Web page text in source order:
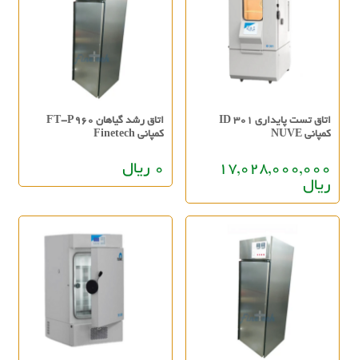
اتاق تست پایداری ID 301
کمپانی NUVE
17,028,000,000
ریال
اتاق رشد گیاهان FT-P960
کمپانی Finetech
0 ریال